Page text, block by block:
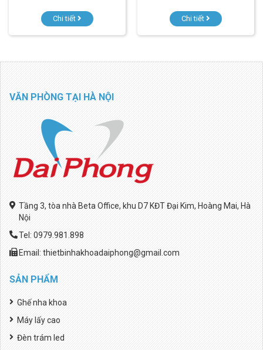
Chi tiết Chi tiết
VĂN PHÒNG TẠI HÀ NỘI
Tầng 3, tòa nhà Beta Office, khu D7 KĐT Đại Kim, Hoàng Mai, Hà
Nội
Tel: 0979.981.898
Email: thietbinhakhoadaiphong@gmail.com
SẢN PHẨM
Ghế nha khoa
Máy lấy cao
Đèn trám led